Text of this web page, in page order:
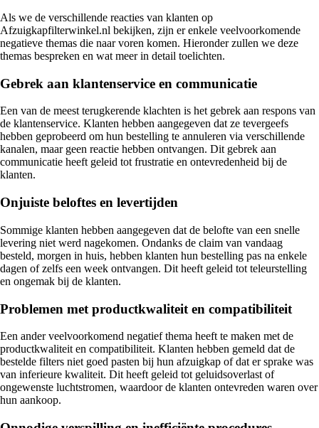
Als we de verschillende reacties van klanten op
Afzuigkapfilterwinkel.nl bekijken, zijn er enkele veelvoorkomende
negatieve themas die naar voren komen. Hieronder zullen we deze
themas bespreken en wat meer in detail toelichten.
Gebrek aan klantenservice en communicatie
Een van de meest terugkerende klachten is het gebrek aan respons van
de klantenservice. Klanten hebben aangegeven dat ze tevergeefs
hebben geprobeerd om hun bestelling te annuleren via verschillende
kanalen, maar geen reactie hebben ontvangen. Dit gebrek aan
communicatie heeft geleid tot frustratie en ontevredenheid bij de
klanten.
Onjuiste beloftes en levertijden
Sommige klanten hebben aangegeven dat de belofte van een snelle
levering niet werd nagekomen. Ondanks de claim van vandaag
besteld, morgen in huis, hebben klanten hun bestelling pas na enkele
dagen of zelfs een week ontvangen. Dit heeft geleid tot teleurstelling
en ongemak bij de klanten.
Problemen met productkwaliteit en compatibiliteit
Een ander veelvoorkomend negatief thema heeft te maken met de
productkwaliteit en compatibiliteit. Klanten hebben gemeld dat de
bestelde filters niet goed pasten bij hun afzuigkap of dat er sprake was
van inferieure kwaliteit. Dit heeft geleid tot geluidsoverlast of
ongewenste luchtstromen, waardoor de klanten ontevreden waren over
hun aankoop.